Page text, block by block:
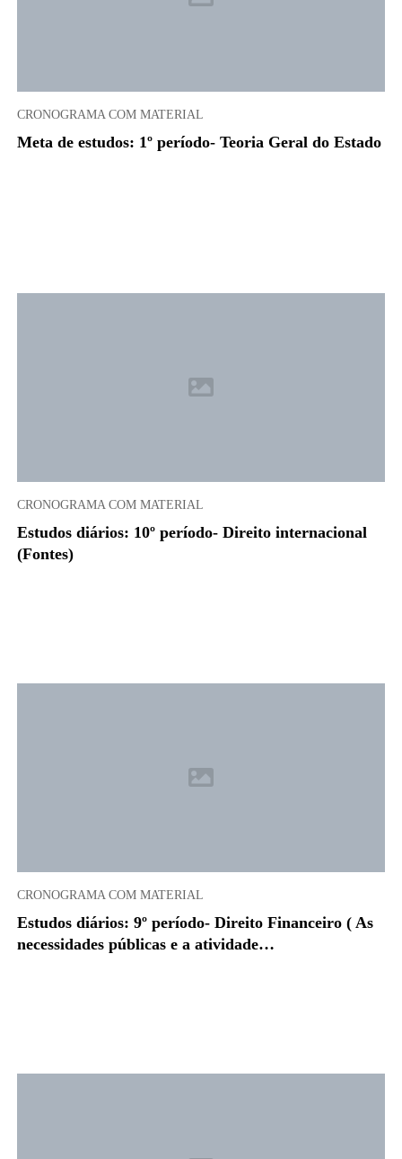
CRONOGRAMA COM MATERIAL
Meta de estudos: 1º período- Teoria Geral do Estado
CRONOGRAMA COM MATERIAL
Estudos diários: 10º período- Direito internacional
(Fontes)
CRONOGRAMA COM MATERIAL
Estudos diários: 9º período- Direito Financeiro ( As
necessidades públicas e a atividade…